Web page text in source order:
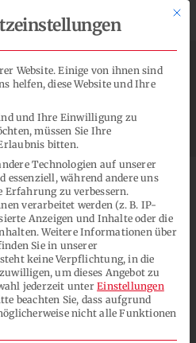
CENTER
ist geprägt von
Flexibilität und
Mit
Website. Einige von ihnen sind
helfen, diese Website und Ihre
und Ihre Einwilligung zu
müssen Sie Ihre
bitten.
Technologien auf unserer
essenziell, während andere uns
Erfahrung zu verbessern.
verarbeitet werden (z. B. IP-
Anzeigen und Inhalte oder die
Weitere Informationen über
Sie in unserer
keine Verpflichtung, in die
um dieses Angebot zu
jederzeit unterEinstellungen
beachten Sie, dass aufgrund
nicht alle Funktionen